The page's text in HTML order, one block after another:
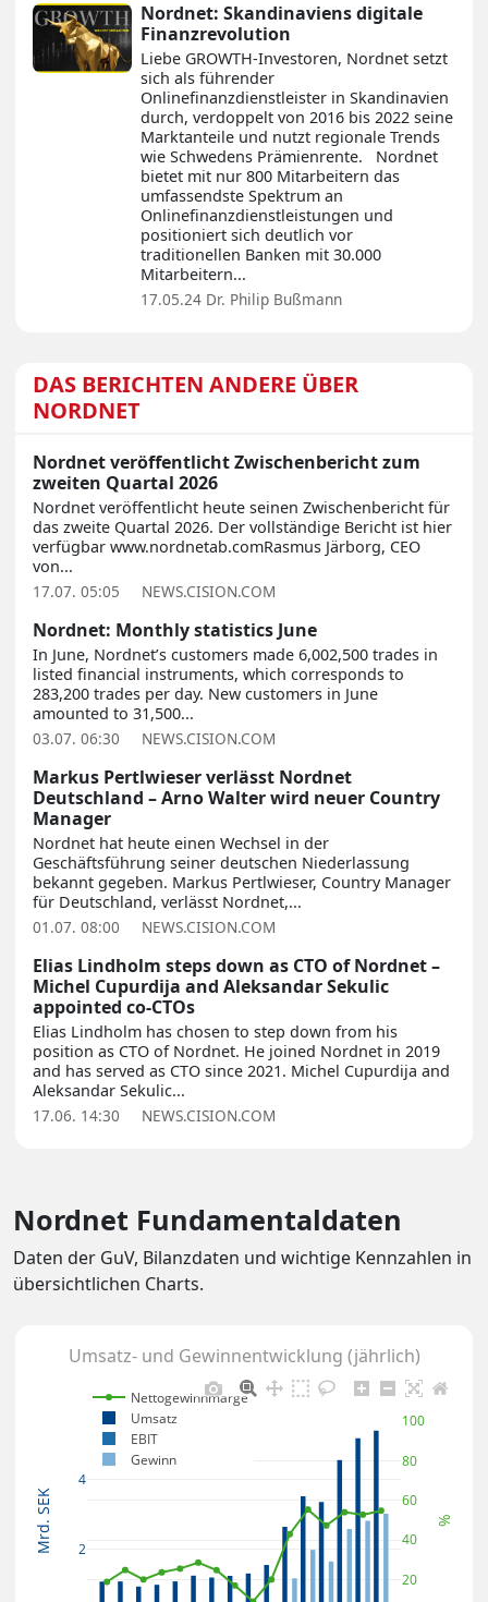
Nordnet: Skandinaviens digitale
Finanzrevolution
Liebe GROWTH-Investoren, Nordnet setzt
sich als führender
Onlinefinanzdienstleister in Skandinavien
durch, verdoppelt von 2016 bis 2022 seine
Marktanteile und nutzt regionale Trends
wie Schwedens Prämienrente. Nordnet
bietet mit nur 800 Mitarbeitern das
umfassendste Spektrum an
Onlinefinanzdienstleistungen und
positioniert sich deutlich vor
traditionellen Banken mit 30.000
Mitarbeitern...
17.05.24 Dr. Philip Bußmann
DAS BERICHTEN ANDERE ÜBER
NORDNET
Nordnet veröffentlicht Zwischenbericht zum
zweiten Quartal 2026
Nordnet veröffentlicht heute seinen Zwischenbericht für
das zweite Quartal 2026. Der vollständige Bericht ist hier
verfügbar www.nordnetab.comRasmus Järborg, CEO
von...
17.07. 05:05
NEWS.CISION.COM
Nordnet: Monthly statistics June
In June, Nordnet’s customers made 6,002,500 trades in
listed financial instruments, which corresponds to
283,200 trades per day. New customers in June
amounted to 31,500...
03.07. 06:30
NEWS.CISION.COM
Markus Pertlwieser verlässt Nordnet
Deutschland – Arno Walter wird neuer Country
Manager
Nordnet hat heute einen Wechsel in der
Geschäftsführung seiner deutschen Niederlassung
bekannt gegeben. Markus Pertlwieser, Country Manager
für Deutschland, verlässt Nordnet,...
01.07. 08:00
NEWS.CISION.COM
Elias Lindholm steps down as CTO of Nordnet –
Michel Cupurdija and Aleksandar Sekulic
appointed co-CTOs
Elias Lindholm has chosen to step down from his
position as CTO of Nordnet. He joined Nordnet in 2019
and has served as CTO since 2021. Michel Cupurdija and
Aleksandar Sekulic...
17.06. 14:30
NEWS.CISION.COM
Nordnet Fundamentaldaten
Daten der GuV, Bilanzdaten und wichtige Kennzahlen in
übersichtlichen Charts.
Umsatz- und Gewinnentwicklung (jährlich)
2
4
20
40
60
80
100
Nettogewinnmarge
Umsatz
EBIT
Gewinn
Mrd. SEK %